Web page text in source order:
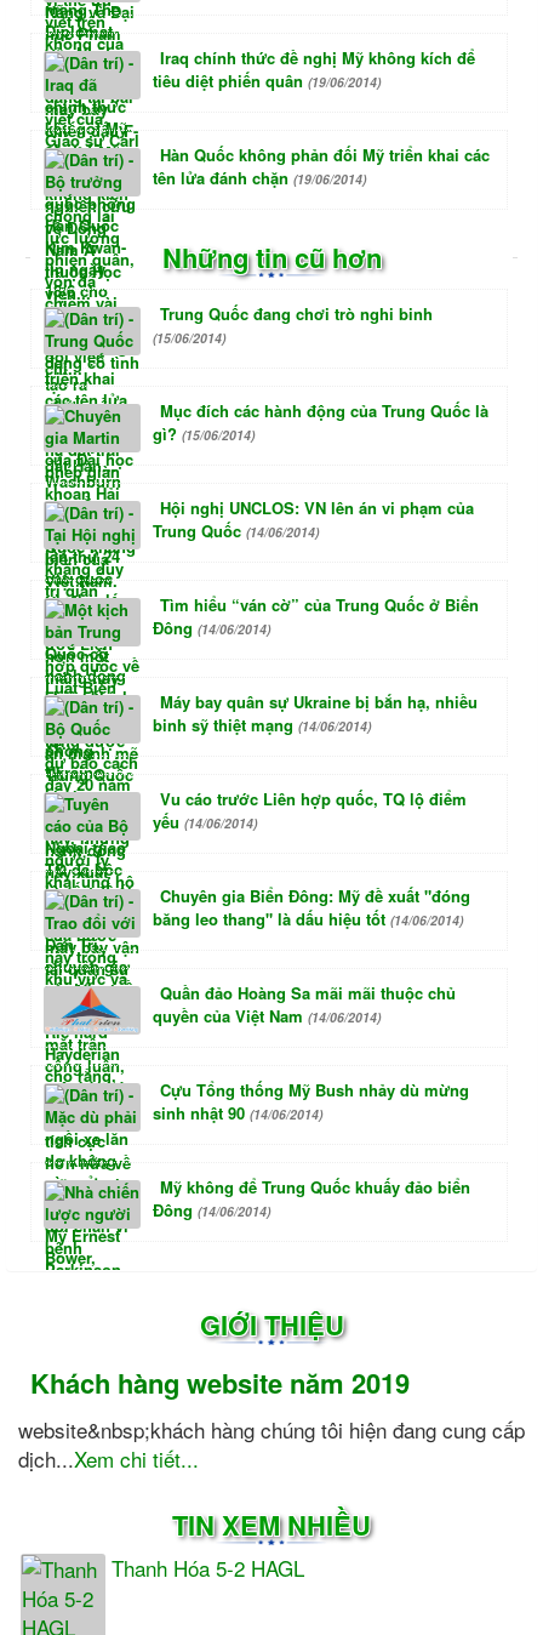
Iraq chính thức đề nghị Mỹ không kích để
tiêu diệt phiến quân (19/06/2014)
Hàn Quốc không phản đối Mỹ triển khai các
tên lửa đánh chặn (19/06/2014)
Những tin cũ hơn
Trung Quốc đang chơi trò nghi binh
(15/06/2014)
Mục đích các hành động của Trung Quốc là
gì? (15/06/2014)
Hội nghị UNCLOS: VN lên án vi phạm của
Trung Quốc (14/06/2014)
Tìm hiểu “ván cờ” của Trung Quốc ở Biển
Đông (14/06/2014)
Máy bay quân sự Ukraine bị bắn hạ, nhiều
binh sỹ thiệt mạng (14/06/2014)
Vu cáo trước Liên hợp quốc, TQ lộ điểm
yếu (14/06/2014)
Chuyên gia Biển Đông: Mỹ đề xuất "đóng
băng leo thang" là dấu hiệu tốt (14/06/2014)
Quần đảo Hoàng Sa mãi mãi thuộc chủ
quyền của Việt Nam (14/06/2014)
Cựu Tổng thống Mỹ Bush nhảy dù mừng
sinh nhật 90 (14/06/2014)
Mỹ không để Trung Quốc khuấy đảo biển
Đông (14/06/2014)
GIỚI THIỆU
Khách hàng website năm 2019
website&nbsp;khách hàng chúng tôi hiện đang cung cấp
dịch...Xem chi tiết...
TIN XEM NHIỀU
Thanh Hóa 5-2 HAGL